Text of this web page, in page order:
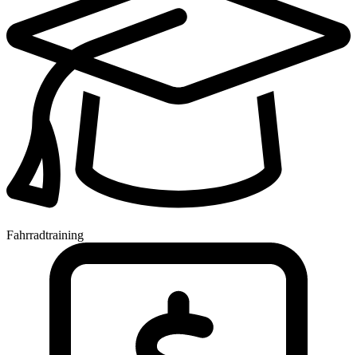
Fahrradtraining